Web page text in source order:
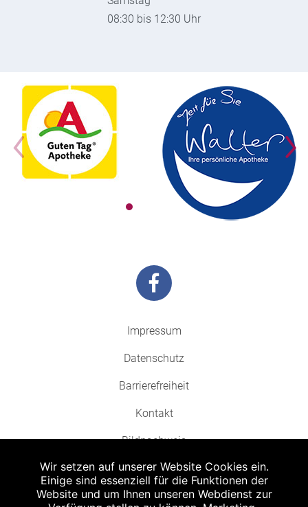
08:30 bis 12:30 Uhr
Impressum
Datenschutz
Barrierefreiheit
Kontakt
Bildnachweis
Wir setzen auf unserer Website Cookies ein.
Einige sind essenziell für die Funktionen der
Website und um Ihnen unseren Webdienst zur